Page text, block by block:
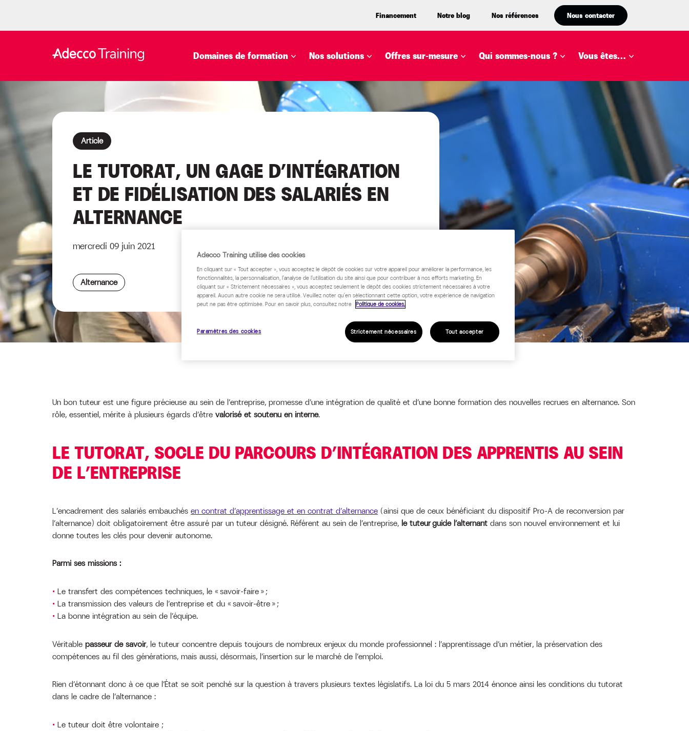
Financement Notre blog Nos références Nous contacter
Domaines de formation Nos solutions Offres sur-mesure Qui sommes-nous ? Vous êtes…
Article
LE TUTORAT, UN GAGE D’INTÉGRATION
ET DE FIDÉLISATION DES SALARIÉS EN
ALTERNANCE
mercredi 09 juin 2021
Alternance
Un bon tuteur est une figure précieuse au sein de l’entreprise, promesse d’une intégration de qualité et d’une bonne formation des nouvelles recrues en alternance. Son
rôle, essentiel, mérite à plusieurs égards d’être valorisé et soutenu en interne.
LE TUTORAT, SOCLE DU PARCOURS D’INTÉGRATION DES APPRENTIS AU SEIN
DE L’ENTREPRISE
L’encadrement des salariés embauchés en contrat d’apprentissage et en contrat d’alternance (ainsi que de ceux bénéficiant du dispositif Pro-A de reconversion par
l’alternance) doit obligatoirement être assuré par un tuteur désigné. Référent au sein de l’entreprise, le tuteur guide l’alternant dans son nouvel environnement et lui
donne toutes les clés pour devenir autonome.
Parmi ses missions :
Le transfert des compétences techniques, le « savoir-faire » ;
La transmission des valeurs de l’entreprise et du « savoir-être » ;
La bonne intégration au sein de l’équipe.
Véritable passeur de savoir, le tuteur concentre depuis toujours de nombreux enjeux du monde professionnel : l’apprentissage d’un métier, la préservation des
compétences au fil des générations, mais aussi, désormais, l’insertion sur le marché de l’emploi.
Rien d’étonnant donc à ce que l’État se soit penché sur la question à travers plusieurs textes législatifs. La loi du 5 mars 2014 énonce ainsi les conditions du tutorat
dans le cadre de l’alternance :
Le tuteur doit être volontaire ;
Adecco Training utilise des cookies
En cliquant sur « Tout accepter », vous acceptez le dépôt de cookies sur votre appareil pour améliorer la performance, les
fonctionnalités, la personnalisation, l'analyse de l'utilisation du site ainsi que pour contribuer à nos efforts marketing. En
cliquant sur « Strictement nécessaires », vous acceptez seulement le dépôt des cookies strictement nécessaires à votre
appareil. Aucun autre cookie ne sera utilisé. Veuillez noter qu'en sélectionnant cette option, votre expérience de navigation
peut ne pas être optimisée. Pour en savoir plus, consultez notre Politique de cookies.
Paramètres des cookies Strictement nécessaires Tout accepter